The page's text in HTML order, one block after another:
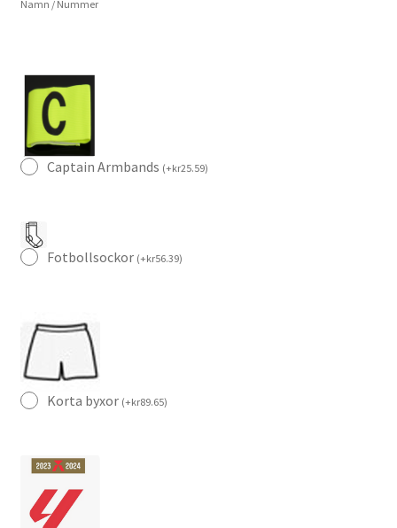
Kroos
Namn / Nummer
Captain Armbands (+kr25.59)
Fotbollsockor (+kr56.39)
Korta byxor (+kr89.65)